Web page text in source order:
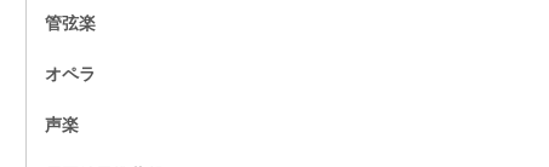
管弦楽
オペラ
声楽